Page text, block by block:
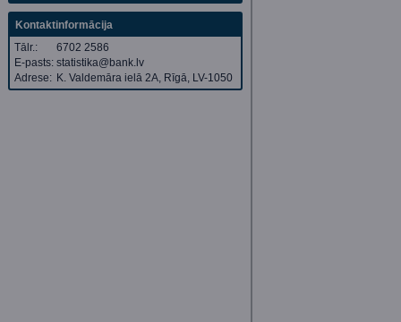
Kontaktinformācija
Tālr.:
6702 2586
E-pasts: statistika@bank.lv
Adrese: K. Valdemāra ielā 2A, Rīgā, LV-1050